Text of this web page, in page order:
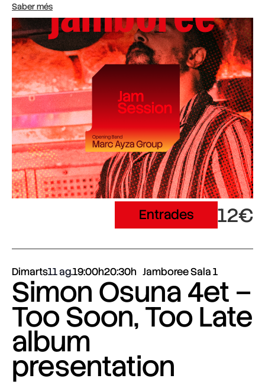
Saber més
Entrades 12€
Dimarts11 ag.19:00h20:30h Jamboree Sala 1
Simon Osuna 4et –
Too Soon, Too Late
album
presentation